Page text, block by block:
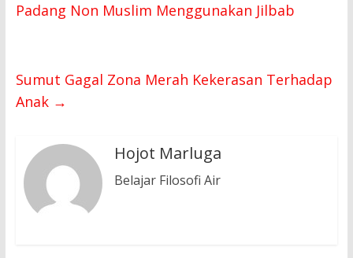
Padang Non Muslim Menggunakan Jilbab
Sumut Gagal Zona Merah Kekerasan Terhadap
Anak →
Hojot Marluga
Belajar Filosofi Air